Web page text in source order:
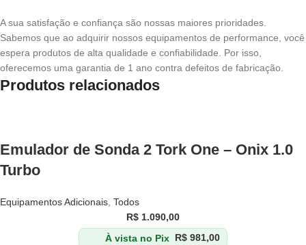
A sua satisfação e confiança são nossas maiores prioridades.
Sabemos que ao adquirir nossos equipamentos de performance, você
espera produtos de alta qualidade e confiabilidade. Por isso,
oferecemos uma garantia de 1 ano contra defeitos de fabricação.
Produtos relacionados
Emulador de Sonda 2 Tork One – Onix 1.0
Turbo
Equipamentos Adicionais Todos
R$ 1.090,00
À vista no Pix R$ 981,00